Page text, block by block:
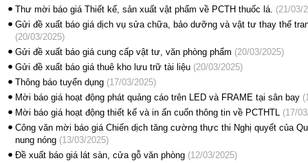
Thư mời báo giá Thiết kế, sản xuất vật phẩm về PCTH thuốc lá. (21/03/
Gửi đề xuất báo giá dịch vụ sửa chữa, bảo dưỡng và vật tư thay thế
(20/03/2025)
Gửi đề xuất báo giá cung cấp vật tư, văn phòng phẩm (20/03/2025)
Gửi đề xuất báo giá thuê kho lưu trữ tài liệu (20/03/2025)
Thông báo tuyển dụng (17/03/2025)
Mời báo giá hoạt động phát quảng cáo trên LED và FRAME tại sân bay
Mời báo giá hoạt động thiết kế và in ấn cuốn thông tin về PCTHTL
(17/
Công văn mời báo giá Chiến dịch tăng cường thực thi Nghị quyết của
nung nóng (13/03/2025)
Đề xuất báo giá lát sàn, cửa gỗ văn phòng (12/03/2025)